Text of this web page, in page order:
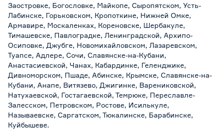
Заостровке, Богословке, Майкопе, Сыропятском, Усть-
Лабинске, Горьковском, Кропоткине, Нижней Омке,
Армавире, Москаленках, Кореновске, Шербакуле,
Тимашевске, Павлоградке, Ленинградской, Архипо-
Осиповке, Джубге, Новомихайловском, Лазаревском,
Туапсе, Адлере, Сочи, Славянске-на-Кубани,
Анастасиевской, Чанах, Кабардинке, Геленджике,
Дивноморском, Пшаде, Абинске, Крымске, Славянске-на-
Кубани, Анапе, Витязево, Джигинке, Варениковской,
Натухаевской, Гостагаевской, Темрюке, Переславле-
Залесском, Петровском, Ростове, Исилькуле,
Называевске, Саргатском, Тюкалинске, Барабинске,
Куйбышеве.